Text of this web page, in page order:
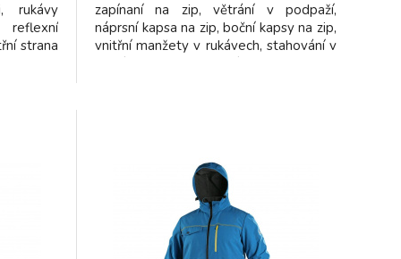
rukávy
reflexní
strana
rukávu
zapínaní na zip, větrání v podpaží,
náprsní kapsa na zip, boční kapsy na zip,
vnitřní manžety v rukávech, stahování v
dolním okraji, reflexní doplňky, TPU